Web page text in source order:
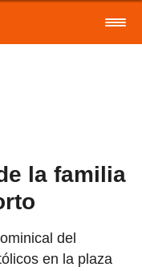
la familia
del
en la plaza